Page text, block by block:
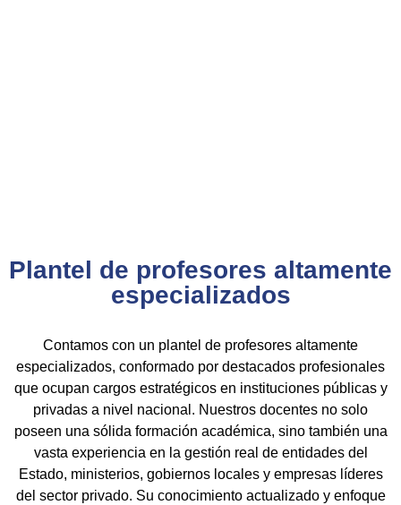
Plantel de profesores altamente
especializados
Contamos con un plantel de profesores altamente
especializados, conformado por destacados profesionales
que ocupan cargos estratégicos en instituciones públicas y
privadas a nivel nacional. Nuestros docentes no solo
poseen una sólida formación académica, sino también una
vasta experiencia en la gestión real de entidades del
Estado, ministerios, gobiernos locales y empresas líderes
del sector privado. Su conocimiento actualizado y enfoque